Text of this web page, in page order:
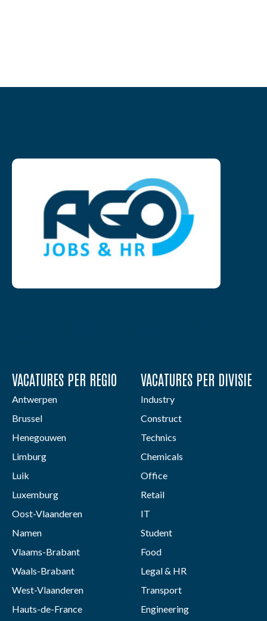
VACATURES PER REGIO
Antwerpen
Brussel
Henegouwen
Limburg
Luik
Luxemburg
Oost-Vlaanderen
Namen
Vlaams-Brabant
Waals-Brabant
West-Vlaanderen
Hauts-de-France
VACATURES PER DIVISIE
Industry
Construct
Technics
Chemicals
Office
Retail
IT
Student
Food
Legal & HR
Transport
Engineering